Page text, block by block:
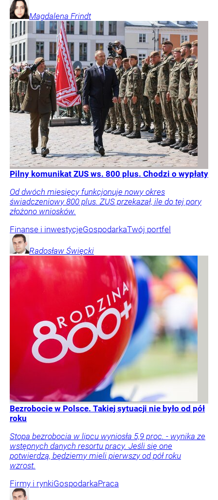
Magdalena Frindt
Pilny komunikat ZUS ws. 800 plus. Chodzi o wypłaty
Od dwóch miesięcy funkcjonuje nowy okres
świadczeniowy 800 plus. ZUS przekazał, ile do tej pory
złożono wniosków.
Finanse i inwestycjeGospodarkaTwój portfel
Radosław Święcki
Bezrobocie w Polsce. Takiej sytuacji nie było od pół
roku
Stopa bezrobocia w lipcu wyniosła 5,9 proc. - wynika ze
wstępnych danych resortu pracy. Jeśli się one
potwierdzą, będziemy mieli pierwszy od pół roku
wzrost.
Firmy i rynkiGospodarkaPraca